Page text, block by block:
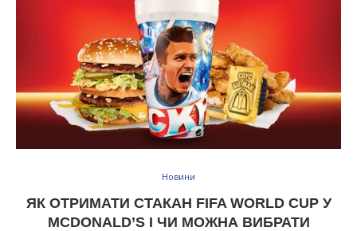
Новини
ЯК ОТРИМАТИ СТАКАН FIFA WORLD CUP У
MCDONALD’S І ЧИ МОЖНА ВИБРАТИ